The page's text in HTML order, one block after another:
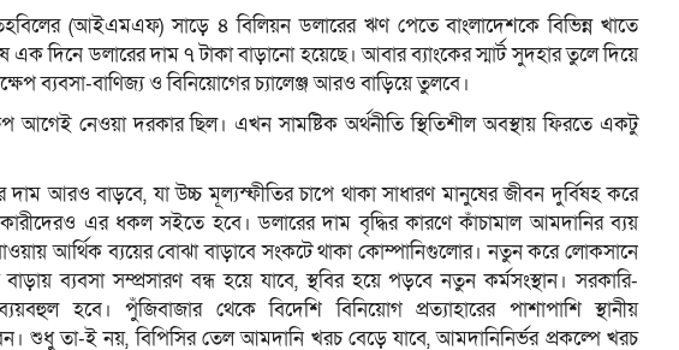
তহবিলের (আইএমএফ) সাড়ে ৪ বিলিয়ন ডলারের ঋণ পেতে বাংলাদেশকে বিভিন্ন খাতে
এক দিনে ডলারের দাম ৭ টাকা বাড়ানো হয়েছে। আবার ব্যাংকের স্মার্ট সুদহার তুলে দিয়ে
ব্যবসা-বাণিজ্য ও বিনিয়োগের চ্যালেঞ্জ আরও বাড়িয়ে তুলবে।
আগেই নেওয়া দরকার ছিল। এখন সামষ্টিক অর্থনীতি স্থিতিশীল অবস্থায় ফিরতে একটু
আরও বাড়বে, যা উচ্চ মূল্যস্ফীতির চাপে থাকা সাধারণ মানুষের জীবন দুর্বিষহ করে
এর ধকল সইতে হবে। ডলারের দাম বৃদ্ধির কারণে কাঁচামাল আমদানির ব্যয়
আর্থিক ব্যয়ের বোঝা বাড়াবে সংকটে থাকা কোম্পানিগুলোর। নতুন করে লোকসানে
ব্যবসা সম্প্রসারণ বন্ধ হয়ে যাবে, স্থবির হয়ে পড়বে নতুন কর্মসংস্থান। সরকারি-
হবে। পুঁজিবাজার থেকে বিদেশি বিনিয়োগ প্রত্যাহারের পাশাপাশি স্থানীয়
শুধু তা-ই নয়, বিপিসির তেল আমদানি খরচ বেড়ে যাবে, আমদানিনির্ভর প্রকল্পে খরচ